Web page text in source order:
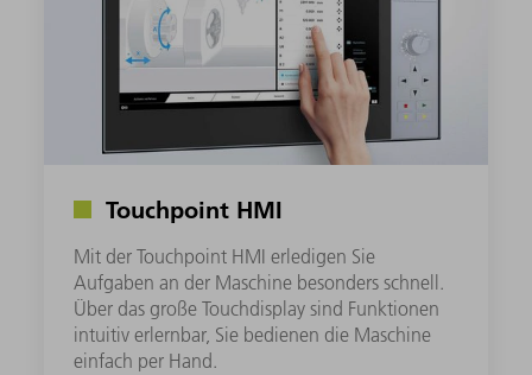
Touchpoint HMI
Mit der Touchpoint HMI erledigen Sie
Aufgaben an der Maschine besonders schnell.
Über das große Touchdisplay sind Funktionen
intuitiv erlernbar, Sie bedienen die Maschine
einfach per Hand.